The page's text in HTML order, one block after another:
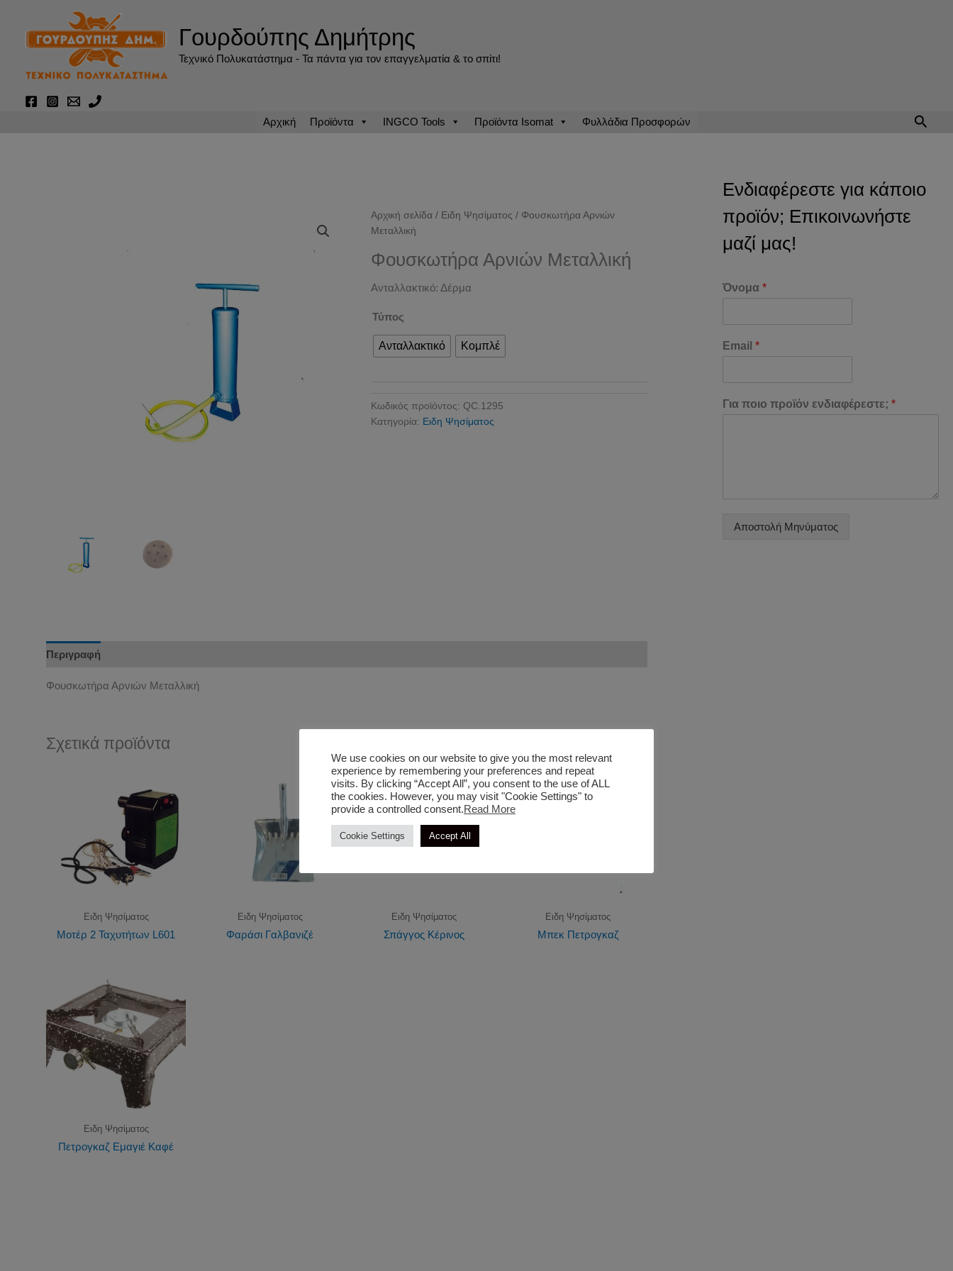
περιεχόμενο
Γουρδούπης Δημήτρης
Τεχνικό Πολυκατάστημα - Τα πάντα για τον επαγγελματία & το σπίτι!
Αρχική Προϊόντα INGCO Tools Προϊόντα Isomat Φυλλάδια Προσφορών
Αρχική σελίδα / Ειδη Ψησίματος / Φουσκωτήρα Αρνιών
Μεταλλική
Φουσκωτήρα Αρνιών Μεταλλική
Ανταλλακτικό: Δέρμα
Τύπος
Ανταλλακτικό Κομπλέ
Κωδικός προϊόντος: QC.1295
Κατηγορία: Ειδη Ψησίματος
Περιγραφή
Φουσκωτήρα Αρνιών Μεταλλική
Σχετικά προϊόντα
Ειδη Ψησίματος
Μοτέρ 2 Ταχυτήτων L601
Ειδη Ψησίματος
Φαράσι Γαλβανιζέ
Ειδη Ψησίματος
Σπάγγος Κέρινος
Ειδη Ψησίματος
Μπεκ Πετρογκαζ
Ειδη Ψησίματος
Πετρογκαζ Εμαγιέ Καφέ
Ενδιαφέρεστε για κάποιο
προϊόν; Επικοινωνήστε
μαζί μας!
Όνομα *
Email *
Για ποιο προϊόν ενδιαφέρεστε; *
Αποστολή Μηνύματος
We use cookies on our website to give you the most relevant
experience by remembering your preferences and repeat
visits. By clicking “Accept All”, you consent to the use of ALL
the cookies. However, you may visit "Cookie Settings" to
provide a controlled consent.Read More
Cookie Settings Accept All